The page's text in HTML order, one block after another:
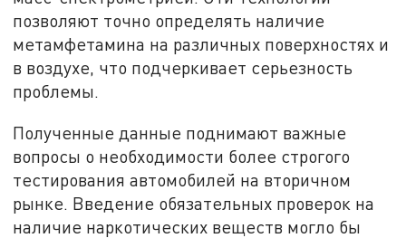
позволяют точно определять наличие
метамфетамина на различных поверхностях и
в воздухе, что подчеркивает серьезность
проблемы.
Полученные данные поднимают важные
вопросы о необходимости более строгого
тестирования автомобилей на вторичном
рынке. Введение обязательных проверок на
наличие наркотических веществ могло бы